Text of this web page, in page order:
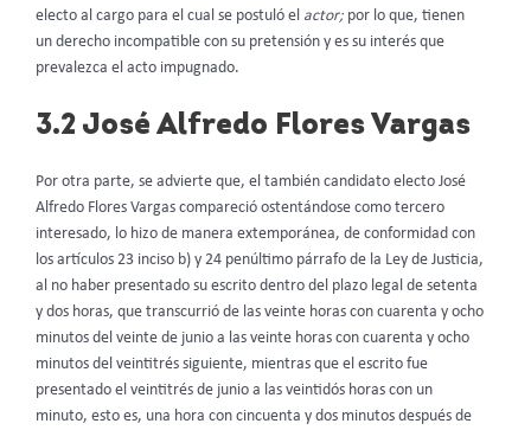
electo al cargo para el cual se postuló el actor; por lo que, tienen
un derecho incompatible con su pretensión y es su interés que
prevalezca el acto impugnado.
3.2 José Alfredo Flores Vargas
Por otra parte, se advierte que, el también candidato electo José
Alfredo Flores Vargas compareció ostentándose como tercero
interesado, lo hizo de manera extemporánea, de conformidad con
los artículos 23 inciso b) y 24 penúltimo párrafo de la Ley de Justicia,
al no haber presentado su escrito dentro del plazo legal de setenta
y dos horas, que transcurrió de las veinte horas con cuarenta y ocho
minutos del veinte de junio a las veinte horas con cuarenta y ocho
minutos del veintitrés siguiente, mientras que el escrito fue
presentado el veintitrés de junio a las veintidós horas con un
minuto, esto es, una hora con cincuenta y dos minutos después de